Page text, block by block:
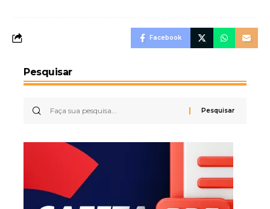
Facebook
Pesquisar